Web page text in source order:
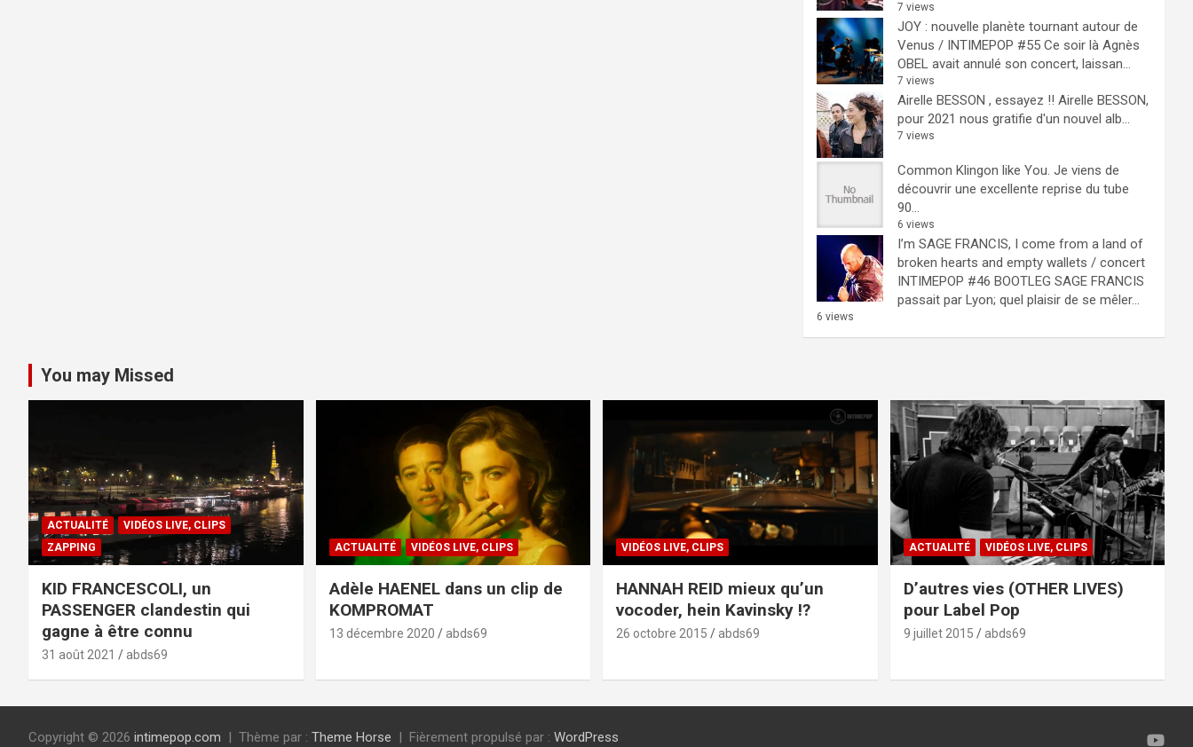
7 views
JOY : nouvelle planète tournant autour de
Venus / INTIMEPOP #55 Ce soir là Agnès
OBEL avait annulé son concert, laissan...
7 views
Airelle BESSON , essayez !! Airelle BESSON,
pour 2021 nous gratifie d'un nouvel alb...
7 views
Common Klingon like You. Je viens de
découvrir une excellente reprise du tube
90...
6 views
I’m SAGE FRANCIS, I come from a land of
broken hearts and empty wallets / concert
INTIMEPOP #46 BOOTLEG SAGE FRANCIS
passait par Lyon; quel plaisir de se mêler...
6 views
You may Missed
ACTUALITÉ
VIDÉOS LIVE, CLIPS
ZAPPING
KID FRANCESCOLI, un
PASSENGER clandestin qui
gagne à être connu
31 août 2021 abds69
ACTUALITÉ VIDÉOS LIVE, CLIPS
Adèle HAENEL dans un clip de
KOMPROMAT
13 décembre 2020 abds69
VIDÉOS LIVE, CLIPS
HANNAH REID mieux qu’un
vocoder, hein Kavinsky !?
26 octobre 2015 abds69
ACTUALITÉ VIDÉOS LIVE, CLIPS
D’autres vies (OTHER LIVES)
pour Label Pop
9 juillet 2015 abds69
Copyright © 2026 intimepop.com Thème par : Theme Horse Fièrement propulsé par : WordPress